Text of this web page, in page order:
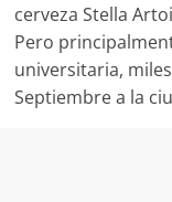
cerveza Stella
Pero
universitaria,
Septiembre a la